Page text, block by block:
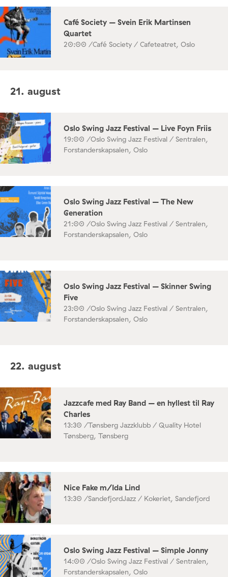
Café Society – Svein Erik Martinsen
Quartet
20:00 /Café Society / Cafeteatret, Oslo
21. august
Oslo Swing Jazz Festival – Live Foyn Friis
19:00 /Oslo Swing Jazz Festival / Sentralen,
Forstanderskapsalen, Oslo
Oslo Swing Jazz Festival – The New
Generation
21:00 /Oslo Swing Jazz Festival / Sentralen,
Forstanderskapsalen, Oslo
Oslo Swing Jazz Festival – Skinner Swing
Five
23:00 /Oslo Swing Jazz Festival / Sentralen,
Forstanderskapsalen, Oslo
22. august
Jazzcafe med Ray Band – en hyllest til Ray
Charles
13:30 /Tønsberg Jazzklubb / Quality Hotel
Tønsberg, Tønsberg
Nice Fake m/Ida Lind
13:30 /SandefjordJazz / Kokeriet, Sandefjord
Oslo Swing Jazz Festival – Simple Jonny
14:00 /Oslo Swing Jazz Festival / Sentralen,
Forstanderskapsalen, Oslo